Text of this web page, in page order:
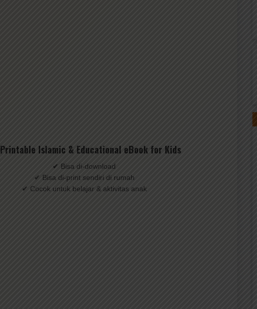
Printable Islamic & Educational eBook for Kids
✔ Bisa di-download
✔ Bisa di-print sendiri di rumah
✔ Cocok untuk belajar & aktivitas anak